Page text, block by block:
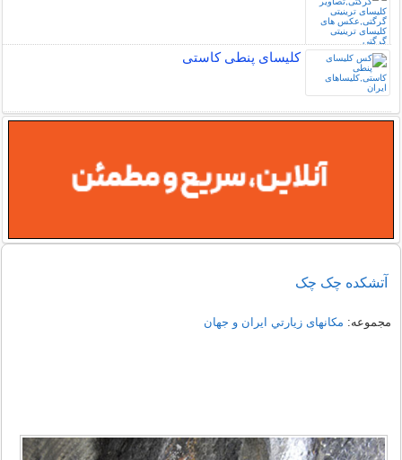
کلیسای پنطی کاستی
آتشکده چک چک
مجموعه: مکانهای زيارتي ايران و جهان